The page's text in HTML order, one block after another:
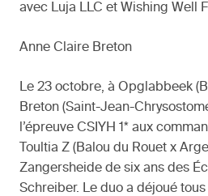
avec Luja LLC et Wishing Well
Anne Claire Breton
Le 23 octobre, à Opglabbeek
Breton (Saint-Jean-
l’épreuve CSIYH 1* aux
Toultia Z (Balou du Rouet x
Zangersheide de six ans des
Schreiber. Le duo a déjoué